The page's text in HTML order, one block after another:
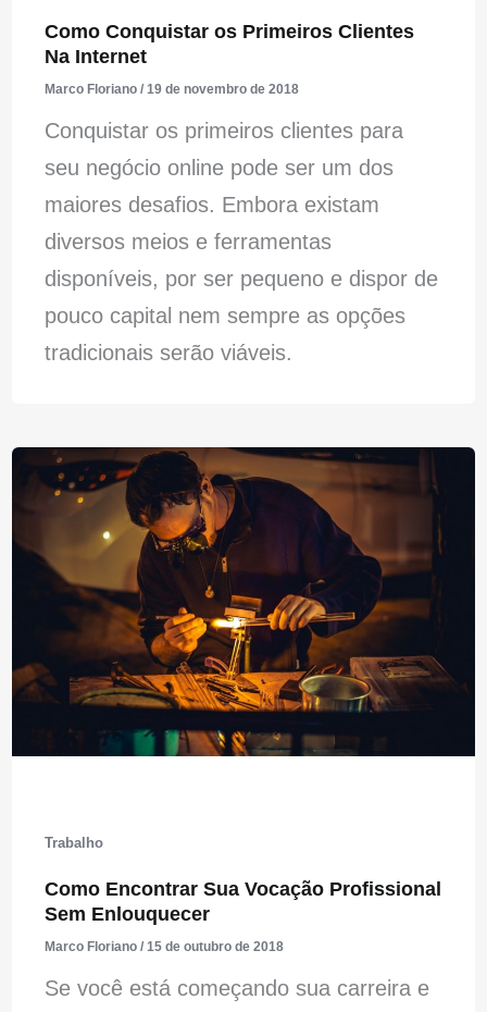
Como Conquistar os Primeiros Clientes
Na Internet
Marco Floriano / 19 de novembro de 2018
Conquistar os primeiros clientes para
seu negócio online pode ser um dos
maiores desafios. Embora existam
diversos meios e ferramentas
disponíveis, por ser pequeno e dispor de
pouco capital nem sempre as opções
tradicionais serão viáveis.
Trabalho
Como Encontrar Sua Vocação Profissional
Sem Enlouquecer
Marco Floriano / 15 de outubro de 2018
Se você está começando sua carreira e